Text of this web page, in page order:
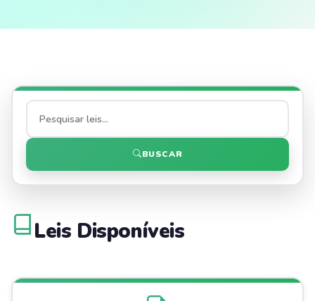
BUSCAR
Leis Disponíveis